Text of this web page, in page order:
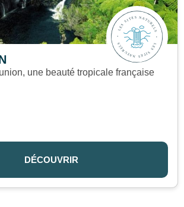
une beauté tropicale française
DÉCOUVRIR